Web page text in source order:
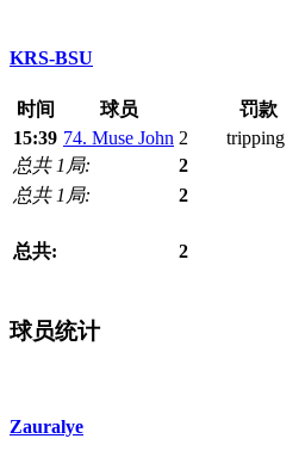
KRS-BSU
时间 球员
罚款
15:39 74. Muse John 2
tripping
总共 1局:
2
总共 1局:
2
总共: 2
球员统计
Zauralye